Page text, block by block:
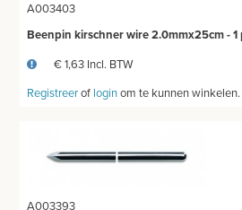
A003403
Beenpin kirschner wire 2.0mmx25cm -
€ 1,63 Incl. BTW
Registreerof loginom te kunnen winkelen.
A003393